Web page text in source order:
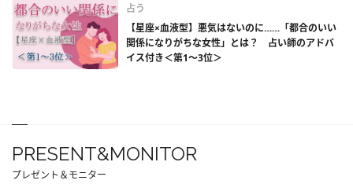
占う
【星座×血液型】悪気はないのに……「都合のいい
関係になりがちな女性」とは？ 占い師のアドバ
イス付き＜第1～3位＞
PRESENT&MONITOR
プレゼント＆モニター